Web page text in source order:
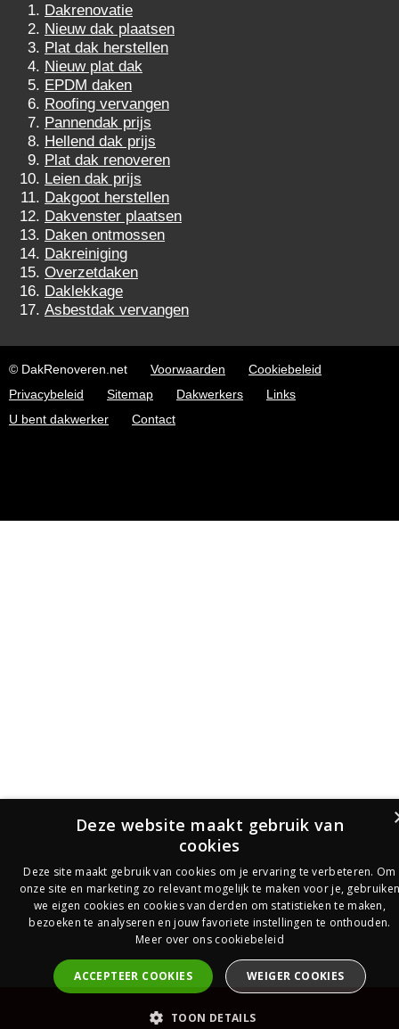
Dakrenovatie
Nieuw dak plaatsen
Plat dak herstellen
Nieuw plat dak
EPDM daken
Roofing vervangen
Pannendak prijs
Hellend dak prijs
Plat dak renoveren
Leien dak prijs
Dakgoot herstellen
Dakvenster plaatsen
Daken ontmossen
Dakreiniging
Overzetdaken
Daklekkage
Asbestdak vervangen
© DakRenoveren.net Voorwaarden
Cookiebeleid
Privacybeleid
Sitemap Dakwerkers
Links
U bent dakwerker
Contact
PrijsOfferte
Deze website maakt gebruik van
cookies
Deze site maakt gebruik van cookies om je ervaring te verbeteren. Om
onze site en marketing zo relevant mogelijk te maken voor je,
we eigen cookies en cookies van derden om statistieken te maken,
bezoeken te analyseren en jouw favoriete instellingen te onthouden.
Meer over ons cookiebeleid
ACCEPTEER COOKIES WEIGER COOKIES
TOON DETAILS